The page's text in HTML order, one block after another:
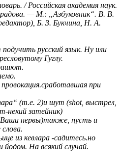
/ Российская академия наук.
— М.: „Азбуковник“. В. В.
Б. З. Букчина, Н. А.
русский язык. Ну или
Гуглу.
при
(т.е. 2)и шут (shot, выстрел,
некий затейник)
нервы)также, пусть и
из кевлара -садитесь.но
На всякий случай.